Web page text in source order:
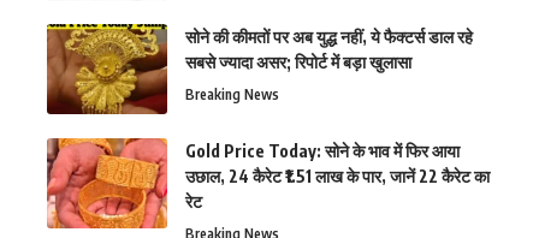
सोने की कीमतों पर अब युद्ध नहीं, ये फैक्टर्स डाल रहे
सबसे ज्यादा असर; रिपोर्ट में बड़ा खुलासा
Breaking News
Gold Price Today: सोने के भाव में फिर आया
उछाल, 24 कैरेट ₹1.51 लाख के पार, जानें 22 कैरेट का
रेट
Breaking News